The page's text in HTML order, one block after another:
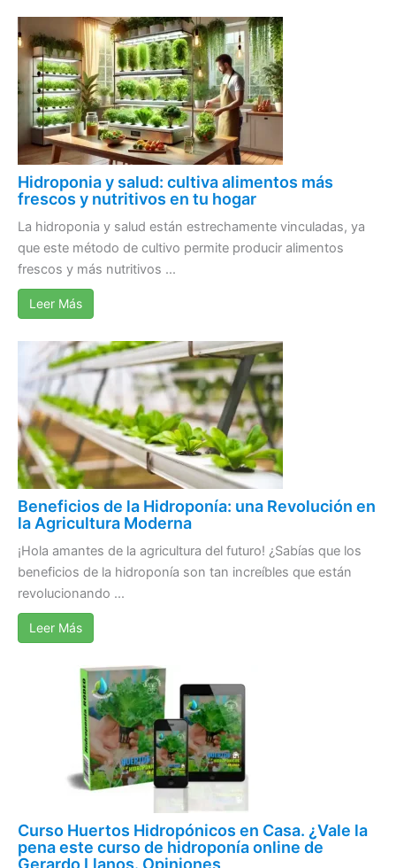
Hidroponia y salud: cultiva alimentos más
frescos y nutritivos en tu hogar
La hidroponia y salud están estrechamente vinculadas, ya
que este método de cultivo permite producir alimentos
frescos y más nutritivos ...
Leer Más
Beneficios de la Hidroponía: una Revolución en
la Agricultura Moderna
¡Hola amantes de la agricultura del futuro! ¿Sabías que los
beneficios de la hidroponía son tan increíbles que están
revolucionando ...
Leer Más
Curso Huertos Hidropónicos en Casa. ¿Vale la
pena este curso de hidroponía online de